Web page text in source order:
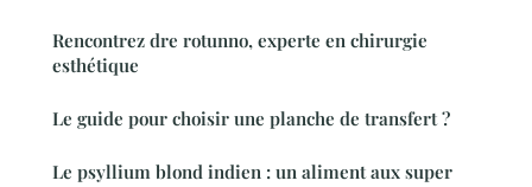
Rencontrez dre rotunno, experte en chirurgie
esthétique
Le guide pour choisir une planche de transfert ?
Le psyllium blond indien : un aliment aux super